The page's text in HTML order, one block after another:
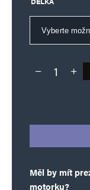
Deník TO –
Měl by mít
motorku?